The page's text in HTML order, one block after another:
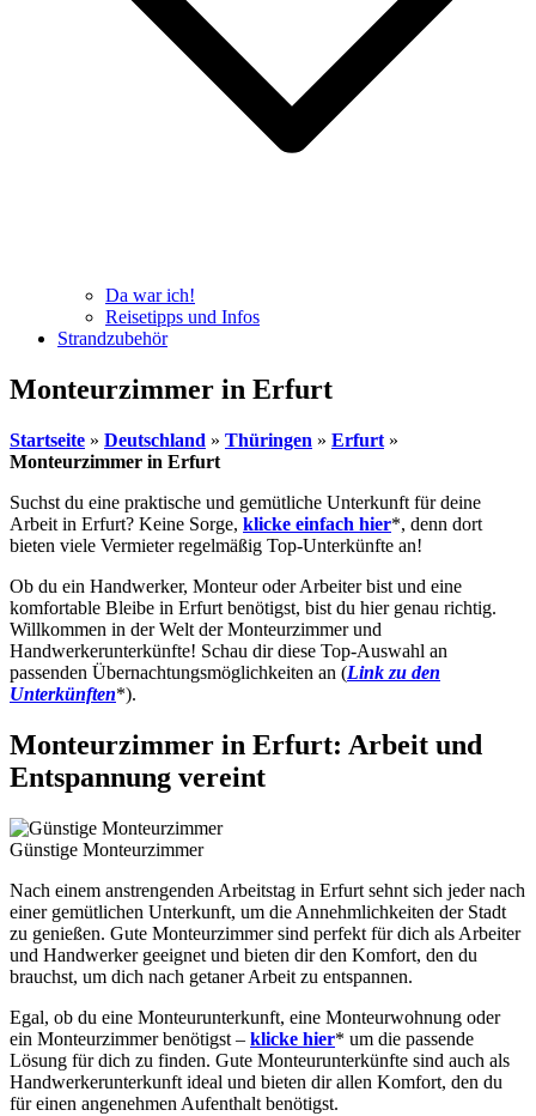
Da war ich!
Reisetipps und Infos
Strandzubehör
Monteurzimmer in Erfurt
Startseite » Deutschland » Thüringen » Erfurt »
Monteurzimmer in Erfurt
Suchst du eine praktische und gemütliche Unterkunft für deine
Arbeit in Erfurt? Keine Sorge, klicke einfach hier*, denn dort
bieten viele Vermieter regelmäßig Top-Unterkünfte an!
Ob du ein Handwerker, Monteur oder Arbeiter bist und eine
komfortable Bleibe in Erfurt benötigst, bist du hier genau richtig.
Willkommen in der Welt der Monteurzimmer und
Handwerkerunterkünfte! Schau dir diese Top-Auswahl an
passenden Übernachtungsmöglichkeiten an (Link zu den
Unterkünften*).
Monteurzimmer in Erfurt: Arbeit und
Entspannung vereint
Günstige Monteurzimmer
Nach einem anstrengenden Arbeitstag in Erfurt sehnt sich jeder nach
einer gemütlichen Unterkunft, um die Annehmlichkeiten der Stadt
zu genießen. Gute Monteurzimmer sind perfekt für dich als Arbeiter
und Handwerker geeignet und bieten dir den Komfort, den du
brauchst, um dich nach getaner Arbeit zu entspannen.
Egal, ob du eine Monteurunterkunft, eine Monteurwohnung oder
ein Monteurzimmer benötigst – klicke hier* um die passende
Lösung für dich zu finden. Gute Monteurunterkünfte sind auch als
Handwerkerunterkunft ideal und bieten dir allen Komfort, den du
für einen angenehmen Aufenthalt benötigst.